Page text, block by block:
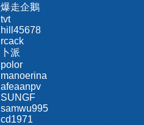
爆走企鵝
tvt
hill45678
rcack
卜派
polor
manoerina
afeaanpv
SUNGF
samwu995
cd1971